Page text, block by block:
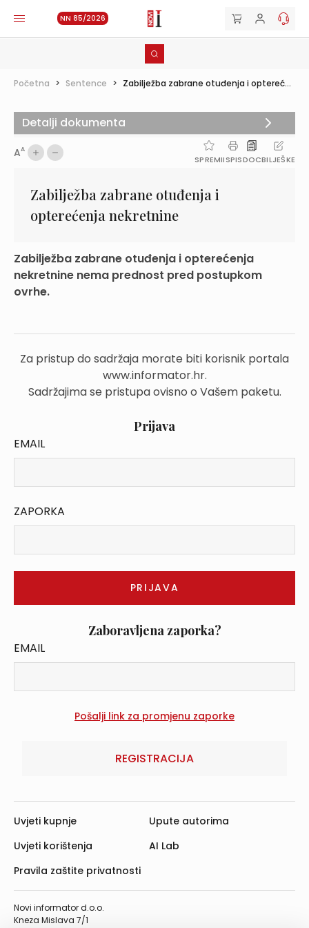
NN 85/2026
Početna > Sentence > Zabilježba zabrane otuđenja i optereć...
AA
SPREMIISPISDOCBILJEŠKE
Zabilježba zabrane otuđenja i
opterećenja nekretnine
Zabilježba zabrane otuđenja i opterećenja
nekretnine nema prednost pred postupkom
ovrhe.
Za pristup do sadržaja morate biti korisnik portala
www.informator.hr.
Sadržajima se pristupa ovisno o Vašem paketu.
Prijava
EMAIL
ZAPORKA
Zaboravljena zaporka?
EMAIL
REGISTRACIJA
Detalji dokumenta
Novi informator d.o.o.
Kneza Mislava 7/1
Uvjeti kupnje
Uvjeti korištenja
Pravila zaštite privatnosti
Upute autorima
AI Lab